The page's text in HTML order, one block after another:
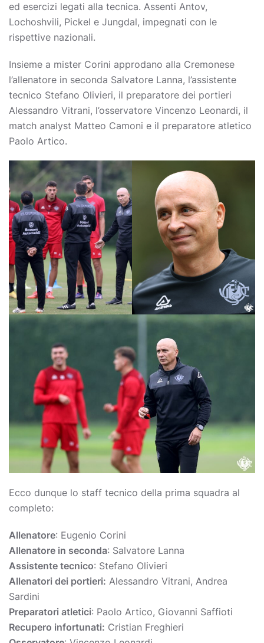
ed esercizi legati alla tecnica. Assenti Antov,
Lochoshvili, Pickel e Jungdal, impegnati con le
rispettive nazionali.
Insieme a mister Corini approdano alla Cremonese
l’allenatore in seconda Salvatore Lanna, l’assistente
tecnico Stefano Olivieri, il preparatore dei portieri
Alessandro Vitrani, l’osservatore Vincenzo Leonardi, il
match analyst Matteo Camoni e il preparatore atletico
Paolo Artico.
Ecco dunque lo staff tecnico della prima squadra al
completo:
Allenatore: Eugenio Corini
Allenatore in seconda: Salvatore Lanna
Assistente tecnico: Stefano Olivieri
Allenatori dei portieri: Alessandro Vitrani, Andrea
Sardini
Preparatori atletici: Paolo Artico, Giovanni Saffioti
Recupero infortunati: Cristian Freghieri